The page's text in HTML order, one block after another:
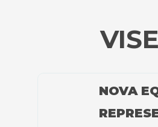
NOVA